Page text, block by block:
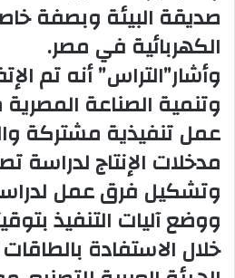
صديقة البيئة وبصفة
الكهربائية في مصر.
وأشار”التراس” أنه تم
وتنمية الصناعة
عمل تنفيذية مشتركة
مدخلات الإنتاج لدراسة
وتشكيل فرق عمل
ووضع آليات التنفيذ
خلال الاستفادة